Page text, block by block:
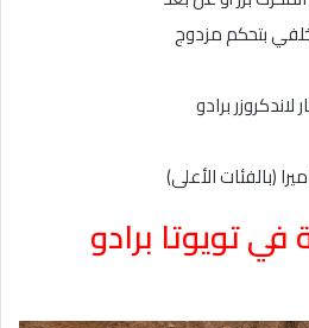
بتحكم مزدوج
برادو
(بالفئات الأعلى)
تويوتا برادو